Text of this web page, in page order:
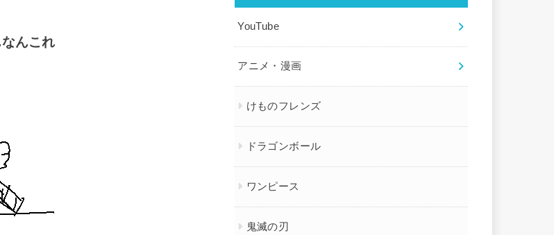
んこれ
YouTube
アニメ・漫画
けものフレンズ
ドラゴンボール
ワンピース
鬼滅の刃